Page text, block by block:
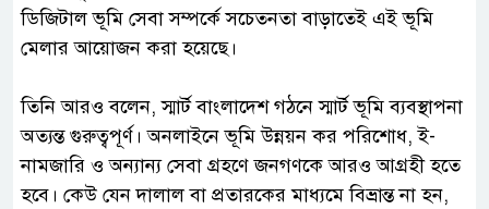
ডিজিটাল ভূমি সেবা সম্পর্কে সচেতনতা বাড়াতেই এই ভূমি
মেলার আয়োজন করা হয়েছে।
‎তিনি আরও বলেন, স্মার্ট বাংলাদেশ গঠনে স্মার্ট ভূমি ব্যবস্থাপনা
অত্যন্ত গুরুত্বপূর্ণ। অনলাইনে ভূমি উন্নয়ন কর পরিশোধ, ই-
নামজারি ও অন্যান্য সেবা গ্রহণে জনগণকে আরও আগ্রহী হতে
হবে। কেউ যেন দালাল বা প্রতারকের মাধ্যমে বিভ্রান্ত না হন,